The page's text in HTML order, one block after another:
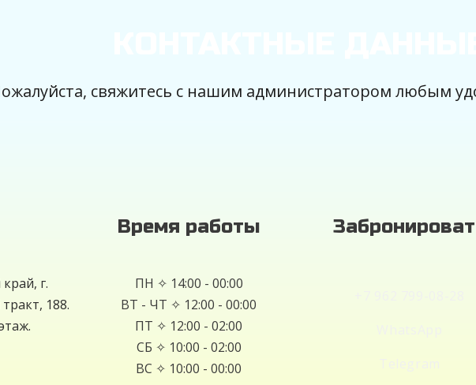
свяжитесь с нашим администратором любым
г.
188.
Время работы
ПН ✧ 14:00 - 00:00
ВТ - ЧТ ✧ 12:00 - 00:00
ПТ ✧ 12:00 - 02:00
СБ ✧ 10:00 - 02:00
ВС ✧ 10:00 - 00:00
Telegram